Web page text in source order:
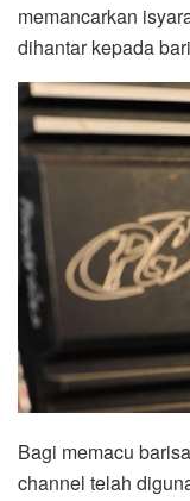
memancarkan
dihantar kepada
Bagi memacu
channel telah